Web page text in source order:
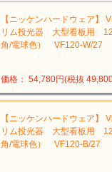
【ニッケンハードウェア】
リム投光器 大型看板用
角/電球色） VF120-W/27
価格： 54,780円(税抜
【ニッケンハードウェア】
リム投光器 大型看板用
角/電球色） VF120-B/27